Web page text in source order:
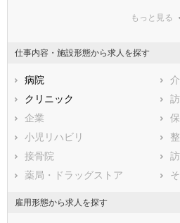
山口県
福岡県
佐賀県
熊本県
鹿児島県
市部
川越市
川口市
秩父市
飯能市
本庄市
春日部市
もっと見る
仕事内容・施設形態から求人を探す
病院
クリニック
企業
小児リハビリ
接骨院
薬局・ドラッグストア
雇用形態から求人を探す